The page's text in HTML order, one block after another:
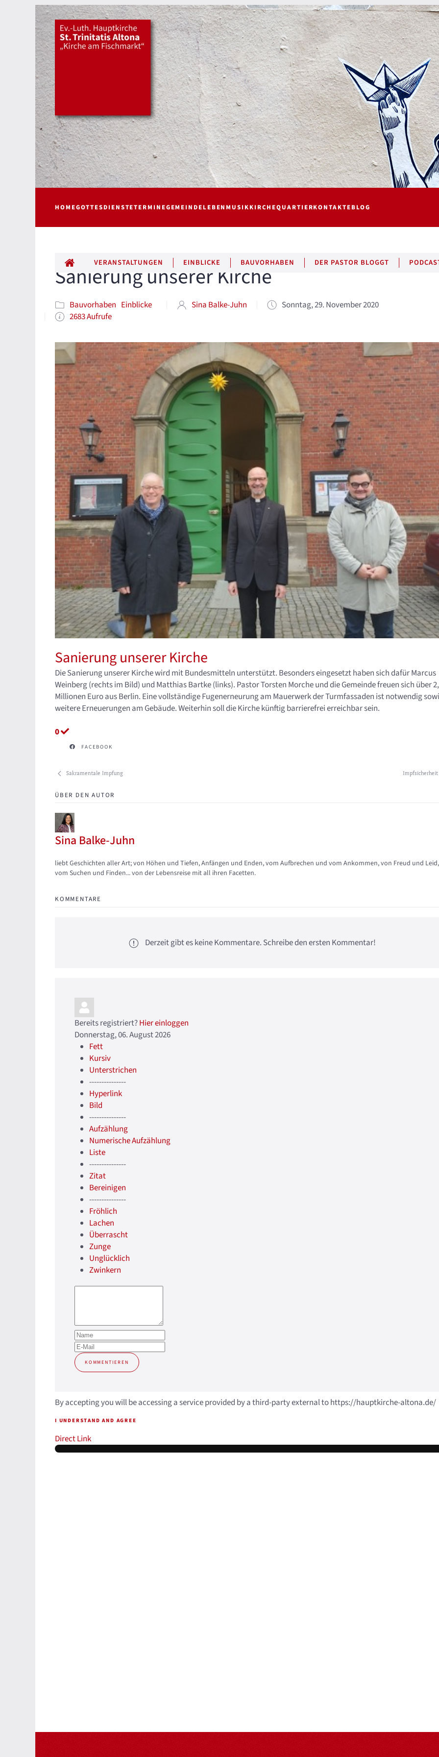
HOMEGOTTESDIENSTETERMINEGEMEINDELEBEN MUSIKKIRCHEQUARTIERKONTAKTEBLOG
ALLE BEITRÄGE
VERANSTALTUNGEN EINBLICKE BAUVORHABEN DER PASTOR BLOGGT
Sanierung unserer Kirche
Bauvorhaben Einblicke Sina Balke-Juhn
Sonntag, 29. November 2020
2683 Aufrufe
Sanierung unserer Kirche
Die Sanierung unserer Kirche wird mit Bundesmitteln unterstützt. Besonders eingesetzt haben sich dafür Marcus
Weinberg (rechts im Bild) und Matthias Bartke (links). Pastor Torsten Morche und die Gemeinde freuen sich über
Millionen Euro aus Berlin. Eine vollständige Fugenerneurung am Mauerwerk der Turmfassaden ist notwendig
weitere Erneuerungen am Gebäude. Weiterhin soll die Kirche künftig barrierefrei erreichbar sein.
0
FACEBOOK
Sakramentale Impfung Impfsicherheit
ÜBER DEN AUTOR
Sina Balke-Juhn
Updates abonnieren
Abo von Updates dieses Autors beenden
liebt Geschichten aller Art; von Höhen und Tiefen, Anfängen und Enden, vom Aufbrechen und vom Ankommen, von Freud und Leid,
vom Suchen und Finden... von der Lebensreise mit all ihren Facetten.
KOMMENTARE
Derzeit gibt es keine Kommentare. Schreibe den ersten Kommentar!
Bereits registriert?Hier einloggen
Donnerstag, 06. August 2026
Fett
Kursiv
Unterstrichen
---------------
Hyperlink
Bild
---------------
Aufzählung
Numerische Aufzählung
Liste
---------------
Zitat
Bereinigen
---------------
Fröhlich
Lachen
Überrascht
Zunge
Unglücklich
Zwinkern
KOMMENTIEREN
By accepting you will be accessing a service provided by a third-party external to https://hauptkirche-altona.de/
I UNDERSTAND AND AGREE
Direct Link